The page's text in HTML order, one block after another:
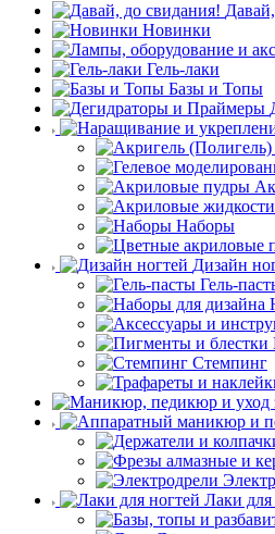
Новинки
Гель-лаки
Базы и Топы
Наборы
Дизайн
Гель-
Стемпинг
Лаки для